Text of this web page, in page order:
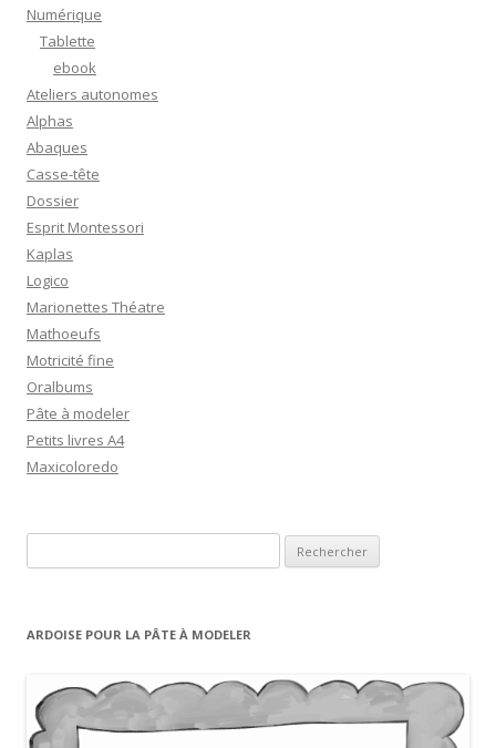
Numérique
Tablette
ebook
Ateliers autonomes
Alphas
Abaques
Casse-tête
Dossier
Esprit Montessori
Kaplas
Logico
Marionettes Théatre
Mathoeufs
Motricité fine
Oralbums
Pâte à modeler
Petits livres A4
Maxicoloredo
e
h
h
ARDOISE POUR LA PÂTE À MODELER